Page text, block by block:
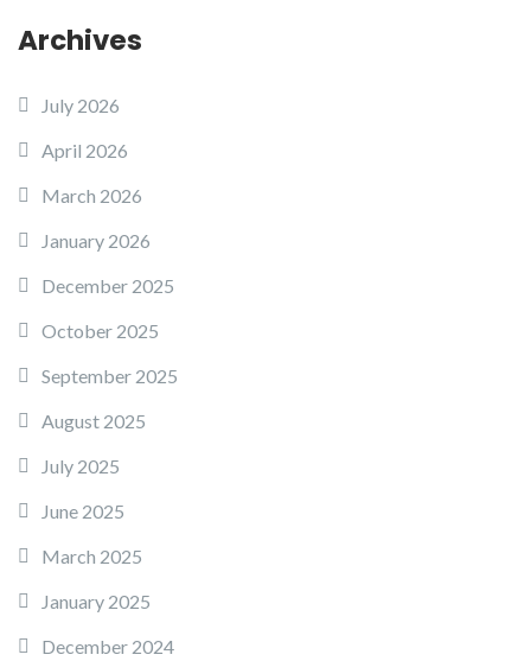
Archives
July 2026
April 2026
March 2026
January 2026
December 2025
October 2025
September 2025
August 2025
July 2025
June 2025
March 2025
January 2025
December 2024